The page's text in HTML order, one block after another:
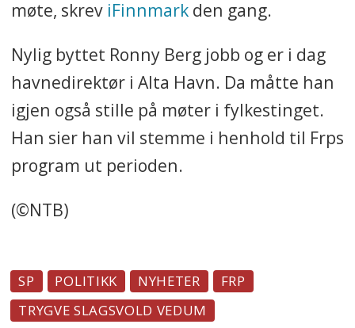
møte, skrev iFinnmarkden gang.
Nylig byttet Ronny Berg jobb og er i dag
havnedirektør i Alta Havn. Da måtte han
igjen også stille på møter i fylkestinget.
Han sier han vil stemme i henhold til Frps
program ut perioden.
(©NTB)
SP POLITIKK NYHETER
FRP
TRYGVE SLAGSVOLD VEDUM